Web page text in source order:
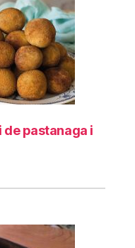
de pastanaga i